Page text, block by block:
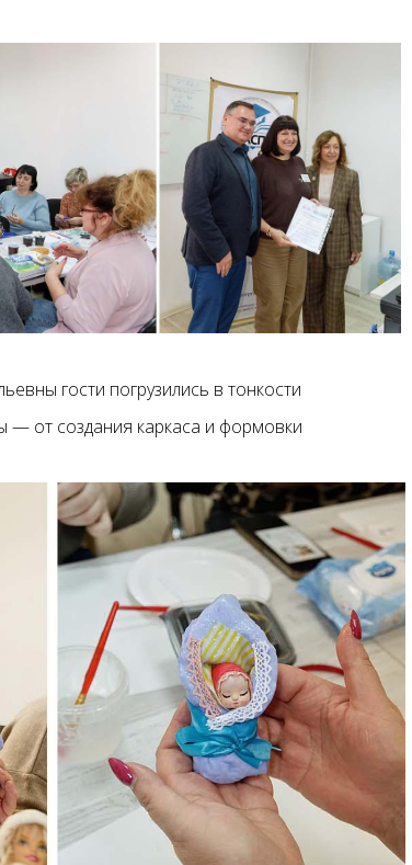
гости погрузились в тонкости
— от создания каркаса и формовки